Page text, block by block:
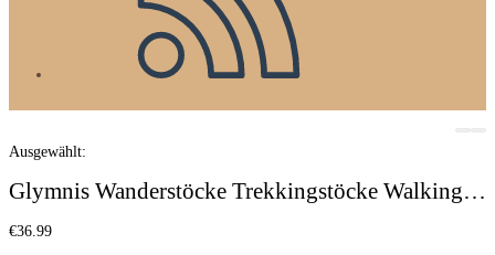
Ausgewählt:
Glymnis Wanderstöcke Trekkingstöcke Walking…
€36.99